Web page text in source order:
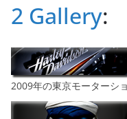
2 Gallery:
2009年の東京モーター